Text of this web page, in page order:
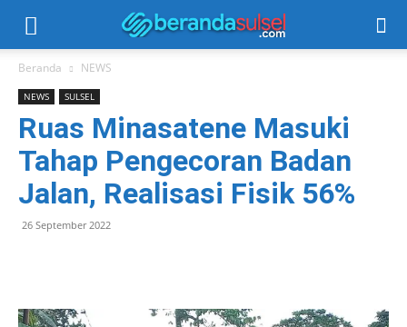
Beranda NEWS
NEWS SULSEL
Ruas Minasatene Masuki
Tahap Pengecoran Badan
Jalan, Realisasi Fisik 56%
26 September 2022